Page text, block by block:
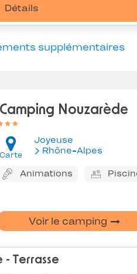
Détails
supplémentaires
Camping Nouzarède
Carte
Joyeuse
Rhône-Alpes
Animations
Voir le camping
- Terrasse